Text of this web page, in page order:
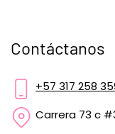
Contáctanos
+57 317 258
Carrera 73 c